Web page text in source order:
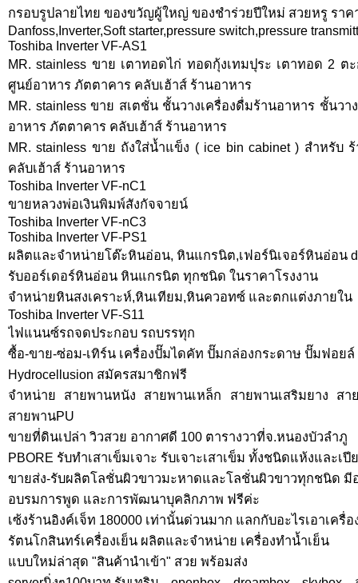
กรอบรูปลายไทย ของขวัญผู้ใหญ่ ของชำร่วยปีใหม่ สวยหรู ราค
Danfoss,Inverter,Soft starter,pressure switch,pressure
Toshiba Inverter VF-AS1
MR. stainless ขาย เตาทอดไก่ ทอดกุ้งเทมปุระ เตาทอด 2 ต
ศูนย์อาหาร ภัตตาคาร คลับเฮ้าส์ ร้านอาหาร
MR. stainless ขาย สเตชั่น ชั้นวางเครื่องดื่มร้านอาหาร ชั้นว
อาหาร ภัตตาคาร คลับเฮ้าส์ ร้านอาหาร
MR. stainless ขาย ถังใส่น้ำแข็ง ( ice bin cabinet ) สำหรับ
คลับเฮ้าส์ ร้านอาหาร
Toshiba Inverter VF-nC1
ขายหลวงพ่อเงินพิมพ์สังกัจจายน์
Toshiba Inverter VF-nC3
Toshiba Inverter VF-PS1
ผลิตและจำหน่ายโต๊ะหินอ่อน, หินแกรนิต,เฟอร์นิเจอร์หินอ่อน
รับออร์เดอร์หินอ่อน หินแกรนิต ทุกชนิด ในราคาโรงงาน
จำหน่ายหินสงเคราะห์,หินเทียม,หินควอทซ์ และตกแต่งภายใน
Toshiba Inverter VF-S11
ไฟแนนซ์รถจดประกอบ รถบรรทุก
ซื้อ-ขาย-ซ่อม-เทิร์น เครื่องปั๊มไดคัท ปั๊มกล่องกระดาษ ปั๊มฟอย
Hydrocellusion สมัครสมาชิกฟรี
จำหน่าย สายพานหนัง สายพานเหล็ก สายพานเสริมยาง ส
สายพานPU
ขายที่ดินเปล่า วิวสวย อากาศดี 100 ตารางวาที่จ.หนองบัวลำภู
PBORE รับทำเสาเข็มเจาะ รับเจาะเสาเข็ม ทั้งชนิดแห้งและเปี
ขายส่ง-รับผลิตโลชั่นผิวขาวมะหาดและโลชั่นผิวขาวทุกชนิด มี
อบรมการพูด และการพัฒนาบุคลิกภาพ ฟรีค่ะ
เซ้งร้านอิงค์เจ็ท 180000 เท่านั้นด่วนมาก แลกกับอะไรเอาเครื่
รัตนโกสินทร์เครื่องเย็น ผลิตและจำหน่าย เครื่องทำน้ำเย็น
แบบใหม่ล่าสุด "สินค้านำเข้า" สวย พร้อมส่ง